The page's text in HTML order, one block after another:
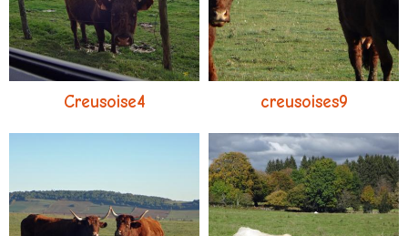
Creusoise4 creusoises9